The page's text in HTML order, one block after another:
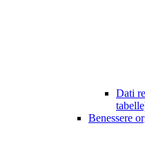
Dati
Benessere